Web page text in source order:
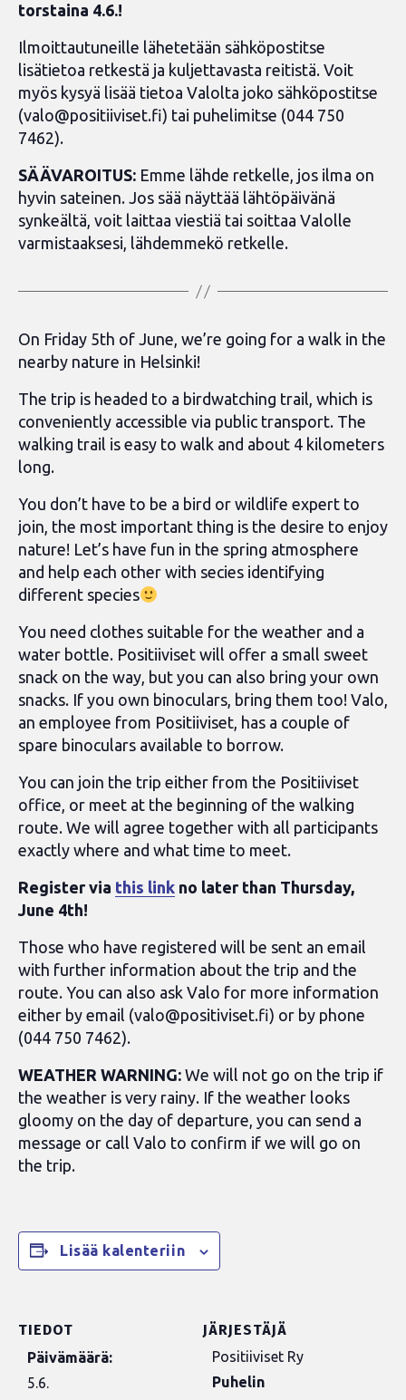
torstaina 4.6.!
Ilmoittautuneille lähetetään sähköpostitse
lisätietoa retkestä ja kuljettavasta reitistä. Voit
myös kysyä lisää tietoa Valolta joko sähköpostitse
(valo@positiiviset.fi) tai puhelimitse (044 750
7462).
SÄÄVAROITUS: Emme lähde retkelle, jos ilma on
hyvin sateinen. Jos sää näyttää lähtöpäivänä
synkeältä, voit laittaa viestiä tai soittaa Valolle
varmistaaksesi, lähdemmekö retkelle.
On Friday 5th of June, we’re going for a walk in the
nearby nature in Helsinki!
The trip is headed to a birdwatching trail, which is
conveniently accessible via public transport. The
walking trail is easy to walk and about 4 kilometers
long.
You don’t have to be a bird or wildlife expert to
join, the most important thing is the desire to enjoy
nature! Let’s have fun in the spring atmosphere
and help each other with secies identifying
different species
You need clothes suitable for the weather and a
water bottle. Positiiviset will offer a small sweet
snack on the way, but you can also bring your own
snacks. If you own binoculars, bring them too! Valo,
an employee from Positiiviset, has a couple of
spare binoculars available to borrow.
You can join the trip either from the Positiiviset
office, or meet at the beginning of the walking
route. We will agree together with all participants
exactly where and what time to meet.
Register via this link no later than Thursday,
June 4th!
Those who have registered will be sent an email
with further information about the trip and the
route. You can also ask Valo for more information
either by email (valo@positiviset.fi) or by phone
(044 750 7462).
WEATHER WARNING: We will not go on the trip if
the weather is very rainy. If the weather looks
gloomy on the day of departure, you can send a
message or call Valo to confirm if we will go on
the trip.
Lisää kalenteriin
TIEDOT
Päivämäärä:
5.6.
JÄRJESTÄJÄ
Positiiviset Ry
Puhelin